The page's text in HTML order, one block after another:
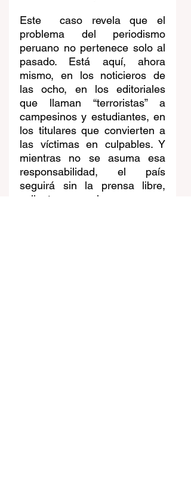
Este  caso revela que el
problema del periodismo
peruano no pertenece solo al
pasado. Está aquí, ahora
mismo, en los noticieros de
las ocho, en los editoriales
que llaman “terroristas” a
campesinos y estudiantes, en
los titulares que convierten a
las víctimas en culpables. Y
mientras no se asuma esa
responsabilidad, el país
seguirá sin la prensa libre,
valiente y rigurosa que